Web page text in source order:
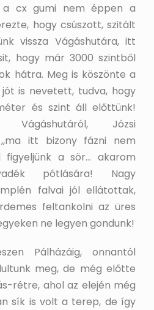
a cx gumi nem éppen a
hogy csúszott, szitált
vissza Vágáshutára, itt
hogy már 3000 szintből
hátra. Meg is köszönte a
is nevetett, tudva, hogy
és szint áll előttünk!
Vágáshutáról, Józsi
itt bizony fázni nem
figyeljünk a sör… akarom
pótlására! Nagy
falvai jól ellátottak,
feltankolni az üres
ne legyen gondunk!
Pálházáig, onnantól
meg, de még előtte
rétre, ahol az elején még
sík is volt a terep, de így